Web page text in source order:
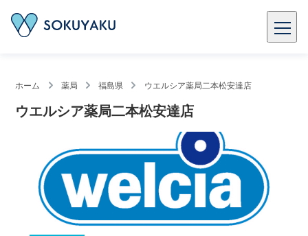
ホーム 薬局 福島県 ウエルシア薬局二本松安達店
ウエルシア薬局二本松安達店